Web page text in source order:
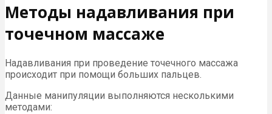
Методы надавливания при
точечном массаже
Надавливания при проведение точечного массажа
происходит при помощи больших пальцев.
Данные манипуляции выполняются несколькими
методами: